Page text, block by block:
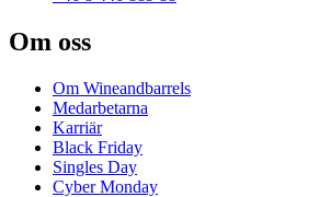
Om oss
Om Wineandbarrels
Medarbetarna
Karriär
Black Friday
Singles Day
Cyber Monday